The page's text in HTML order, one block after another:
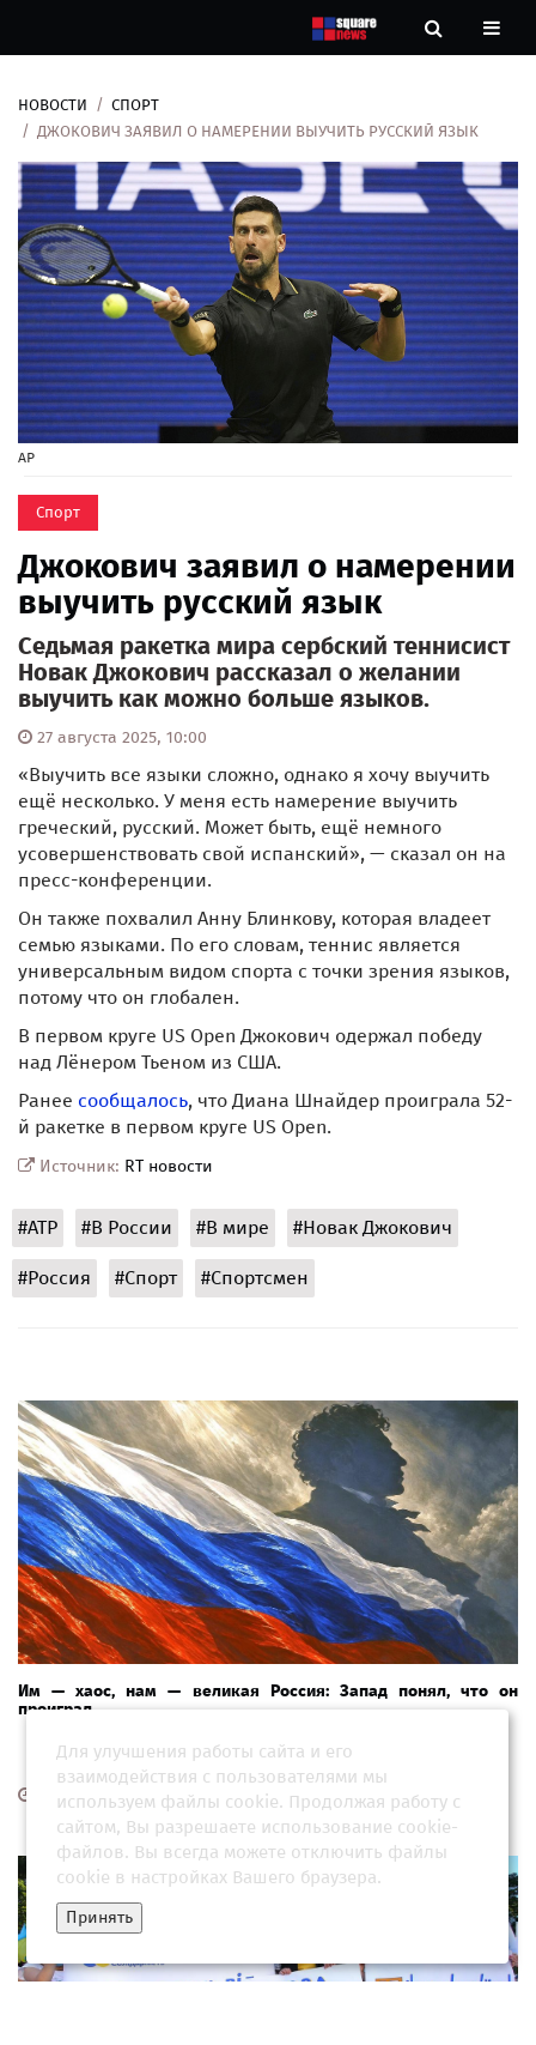
Новости
Рубрики
Контакты
О
нас
НОВОСТИ
СПОРТ
ДЖОКОВИЧ ЗАЯВИЛ О НАМЕРЕНИИ ВЫУЧИТЬ РУССКИЙ ЯЗЫК
AP
Спорт
Джокович заявил о намерении
выучить русский язык
Седьмая ракетка мира сербский теннисист
Новак Джокович рассказал о желании
выучить как можно больше языков.
27 августа 2025, 10:00
«Выучить все языки сложно, однако я хочу выучить
ещё несколько. У меня есть намерение выучить
греческий, русский. Может быть, ещё немного
усовершенствовать свой испанский», — сказал он на
пресс-конференции.
Он также похвалил Анну Блинкову, которая владеет
семью языками. По его словам, теннис является
универсальным видом спорта с точки зрения языков,
потому что он глобален.
В первом круге US Open Джокович одержал победу
над Лёнером Тьеном из США.
Ранее сообщалось, что Диана Шнайдер проиграла 52-
й ракетке в первом круге US Open.
Источник: RT новости
#ATP #В России #В мире #Новак Джокович
#Россия #Спорт #Спортсмен
Им — хаос, нам — великая Россия: Запад понял, что он
проиграл
06 июня 2026, 08:31
Для улучшения работы сайта и его
взаимодействия с пользователями мы
используем файлы cookie. Продолжая работу с
сайтом, Вы разрешаете использование cookie-
файлов. Вы всегда можете отключить файлы
cookie в настройках Вашего браузера.
Принять